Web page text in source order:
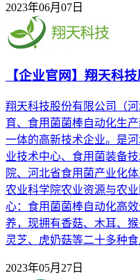
2023年06月07日
【企业官网】翔天科
翔天科技股份有限公司（
育、食用菌菌棒自动化生
一体的高新技术企业。是
业技术中心、食用菌装备
院、河北省食用菌产业化
农业科学院农业资源与农
心：食用菌菌棒自动化高
养，现拥有香菇、木耳、
灵芝、虎奶菇等二十多种
2023年05月27日